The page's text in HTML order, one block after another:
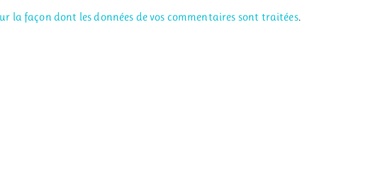
la façon dont les données de vos commentaires sont traitées.